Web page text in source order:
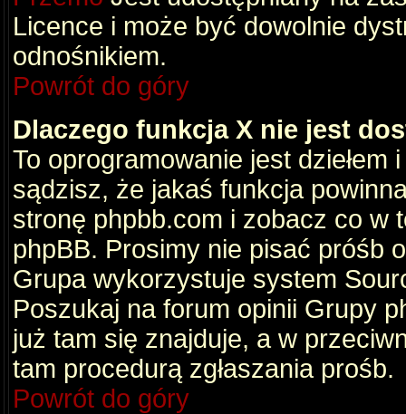
Licence i może być dowolnie
odnośnikiem.
Powrót do góry
Dlaczego funkcja X nie jest
To oprogramowanie jest dziełem
sądzisz, że jakaś funkcja
stronę phpbb.com i zobacz co w
phpBB. Prosimy nie pisać próśb
Grupa wykorzystuje system
Poszukaj na forum opinii Grupy
już tam się znajduje, a w
tam procedurą zgłaszania prośb.
Powrót do góry